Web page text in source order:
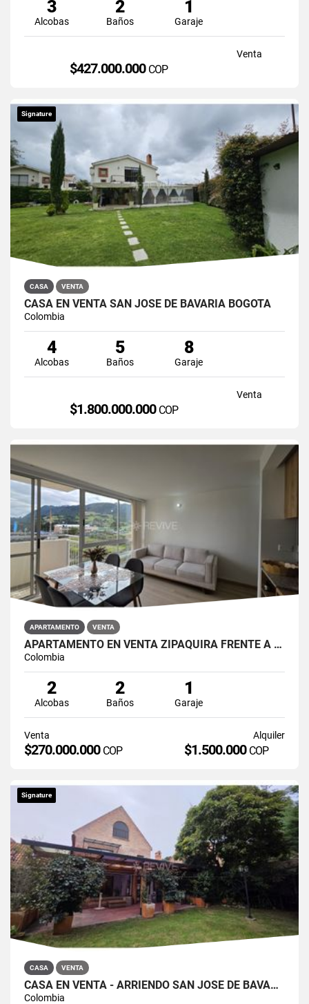
3
Alcobas
2
Baños
1
Garaje
Venta
$427.000.000 COP
Signature
CASA VENTA
CASA EN VENTA SAN JOSÉ DE BAVARIA BOGOTÁ
Colombia
4
Alcobas
5
Baños
8
Garaje
Venta
$1.800.000.000 COP
APARTAMENTO VENTA
APARTAMENTO EN VENTA ZIPAQUIRÁ FRENTE A LA UNIMINUTO
Colombia
2
Alcobas
2
Baños
1
Garaje
Venta
$270.000.000 COP
Alquiler
$1.500.000 COP
Signature
CASA VENTA
CASA EN VENTA - ARRIENDO SAN JOSÉ DE BAVARIA
Colombia